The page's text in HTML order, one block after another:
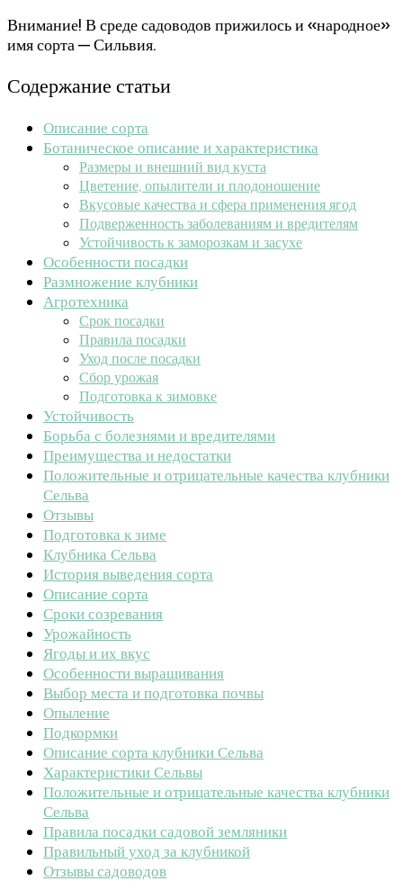
Внимание! В среде садоводов прижилось и «народное»
имя сорта — Сильвия.
Содержание статьи
Описание сорта
Ботаническое описание и характеристика
Размеры и внешний вид куста
Цветение, опылители и плодоношение
Вкусовые качества и сфера применения ягод
Подверженность заболеваниям и вредителям
Устойчивость к заморозкам и засухе
Особенности посадки
Размножение клубники
Агротехника
Срок посадки
Правила посадки
Уход после посадки
Сбор урожая
Подготовка к зимовке
Устойчивость
Борьба с болезнями и вредителями
Преимущества и недостатки
Положительные и отрицательные качества клубники
Сельва
Отзывы
Подготовка к зиме
Клубника Сельва
История выведения сорта
Описание сорта
Сроки созревания
Урожайность
Ягоды и их вкус
Особенности выращивания
Выбор места и подготовка почвы
Опыление
Подкормки
Описание сорта клубники Сельва
Характеристики Сельвы
Положительные и отрицательные качества клубники
Сельва
Правила посадки садовой земляники
Правильный уход за клубникой
Отзывы садоводов